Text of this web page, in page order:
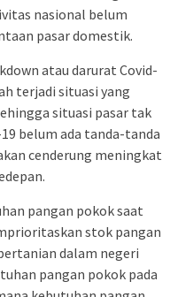
nasional belum
pasar domestik.
atau darurat Covid-
terjadi situasi yang
situasi pasar tak
belum ada tanda-tanda
cenderung meningkat
pangan pokok saat
stok pangan
dalam negeri
pangan pokok pada